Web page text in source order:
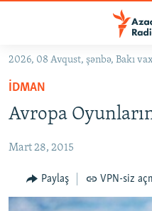
Əsas
qayıt
Əsas
naviqasiyaya
qayıt
KORRUPSIOMETR
#ƏSLINDƏ
FƏRQƏ BAX
QANUNI DOĞRU
2026, 08 Avqust, şənbə, Bakı
İDMAN
Avropa
Mart 28, 2015
Paylaş VPN-siz